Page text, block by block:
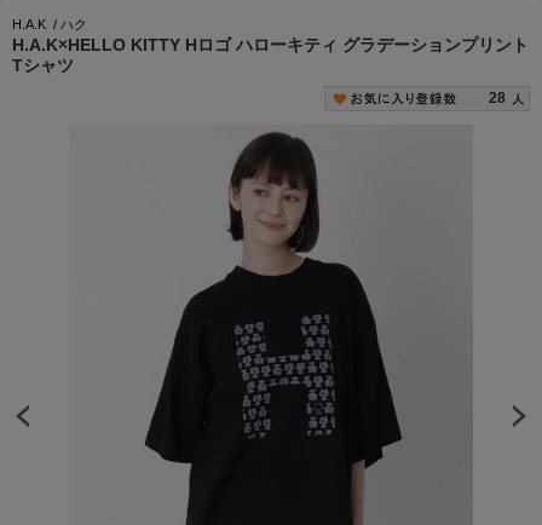
H.A.K / ハク
H.A.K×HELLO KITTY Hロゴ ハローキティ グラデーションプリント
Tシャツ
28